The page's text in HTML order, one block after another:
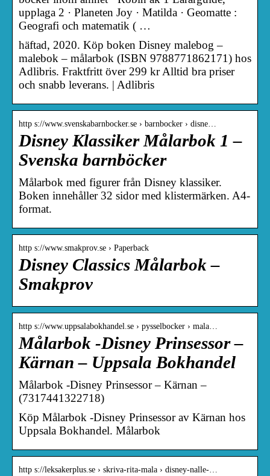
upplaga 2 · Planeten Joy · Matilda · Geomatte :
Geografi och matematik ( …
häftad, 2020. Köp boken Disney malebog –
malebok – målarbok (ISBN 9788771862171) hos
Adlibris. Fraktfritt över 299 kr Alltid bra priser
och snabb leverans. | Adlibris
http s://www.svenskabarnbocker.se › barnbocker › disne…
Disney Klassiker Målarbok 1 –
Svenska barnböcker
Målarbok med figurer från Disney klassiker.
Boken innehåller 32 sidor med klistermärken. A4-
format.
http s://www.smakprov.se › Paperback
Disney Classics Målarbok –
Smakprov
http s://www.uppsalabokhandel.se › pysselbocker › mala…
Målarbok -Disney Prinsessor –
Kärnan – Uppsala Bokhandel
Målarbok -Disney Prinsessor – Kärnan –
(7317441322718)
Köp Målarbok -Disney Prinsessor av Kärnan hos
Uppsala Bokhandel. Målarbok
http s://leksakerplus.se › skriva-rita-mala › disney-nalle-…